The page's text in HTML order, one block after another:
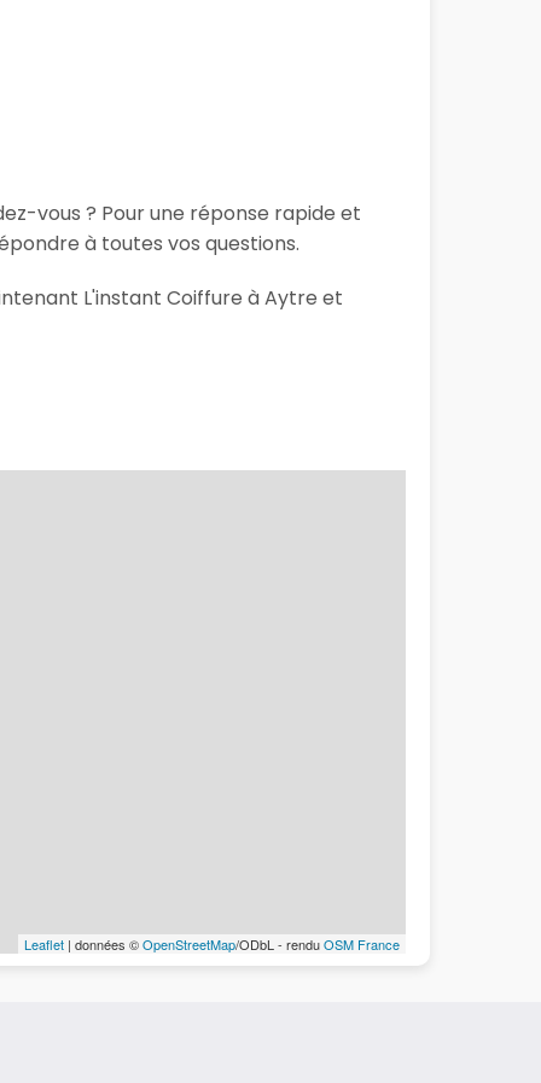
vous ? Pour une réponse rapide et
à toutes vos questions.
L'instant Coiffure à Aytre et
Leaflet | données ©OpenStreetMap/ODbL - renduOSM France